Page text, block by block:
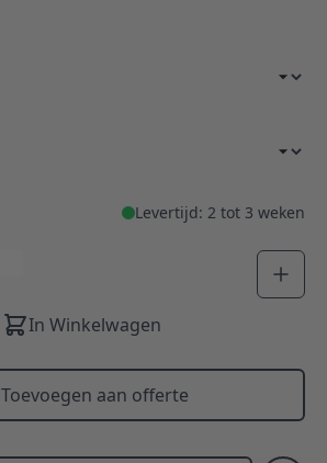
Levertijd: 2 tot 3 weken
In Winkelwagen
Toevoegen aan offerte